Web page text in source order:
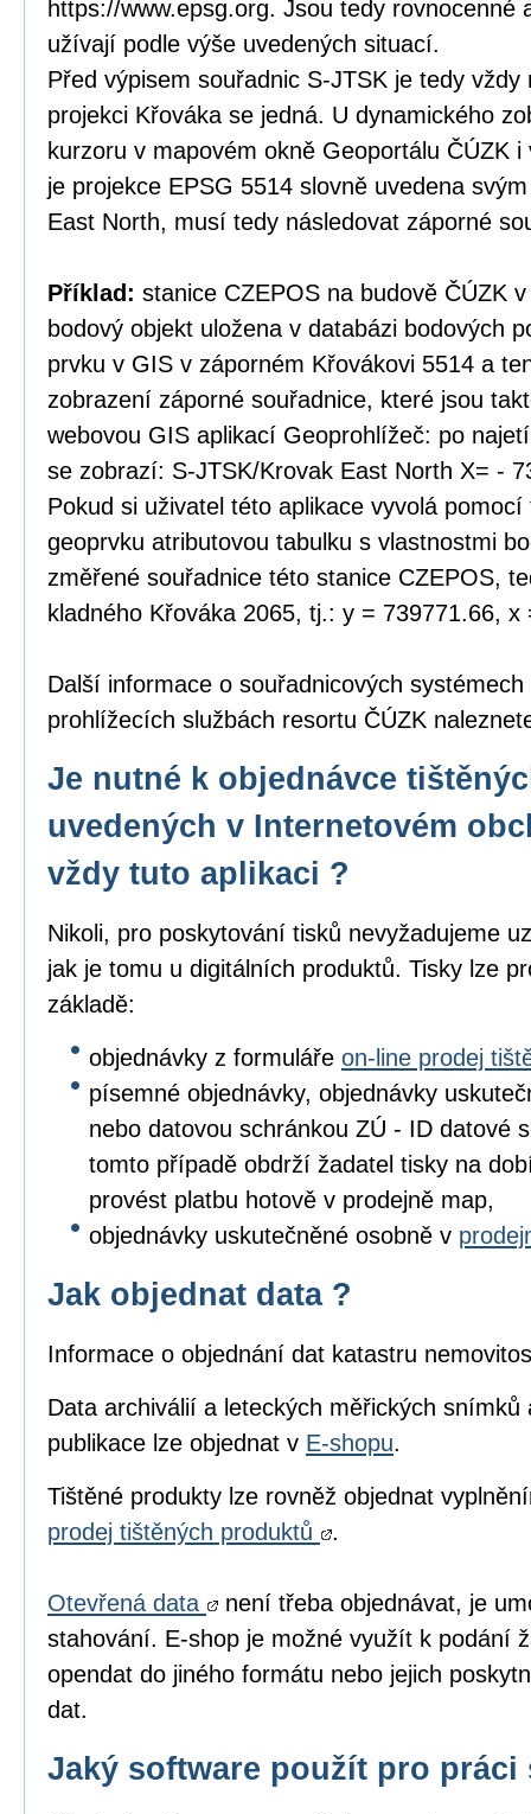
https://www.epsg.org. Jsou tedy rovnocenné
užívají podle výše uvedených situací.
Před výpisem souřadnic S-JTSK je tedy
projekci Křováka se jedná. U dynamického
kurzoru v mapovém okně Geoportálu ČÚZK
je projekce EPSG 5514 slovně uvedena
East North, musí tedy následovat záporné
Příklad: stanice CZEPOS na budově ČÚZK
bodový objekt uložena v databázi bodových
prvku v GIS v záporném Křovákovi 5514 a
zobrazení záporné souřadnice, které jsou
webovou GIS aplikací Geoprohlížeč: po
se zobrazí: S-JTSK/Krovak East North X= -
Pokud si uživatel této aplikace vyvolá
geoprvku atributovou tabulku s vlastnostmi
změřené souřadnice této stanice CZEPOS,
kladného Křováka 2065, tj.: y = 739771.66, x
Další informace o souřadnicových
prohlížecích službách resortu ČÚZK
Je nutné k objednávce
uvedených v Internetovém
vždy tuto aplikaci ?
Nikoli, pro poskytování tisků nevyžadujeme
jak je tomu u digitálních produktů. Tisky lze
základě:
objednávky z formuláře on-line prodej
písemné objednávky, objednávky
nebo datovou schránkou ZÚ - ID datové
tomto případě obdrží žadatel tisky na
provést platbu hotově v prodejně map,
objednávky uskutečněné osobně v
Jak objednat data ?
Informace o objednání dat katastru
Data archiválií a leteckých měřických
publikace lze objednat v E-shopu.
Tištěné produkty lze rovněž objednat
prodej tištěných produktů
.
Otevřená data
není třeba objednávat, je
stahování. E-shop je možné využít k podání
opendat do jiného formátu nebo jejich
dat.
Jaký software použít pro práci